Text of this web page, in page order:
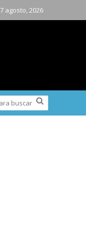
7 agosto, 2026